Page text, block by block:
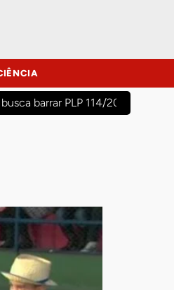
barrar PLP 114/2026 para